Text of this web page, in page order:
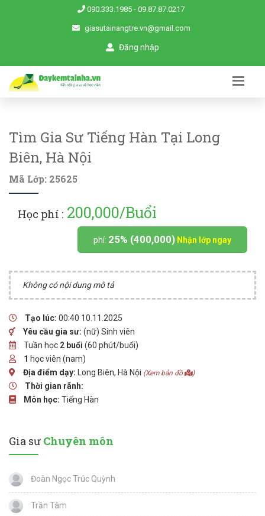
090.333.1985 - 09.87.87.0217
giasutainangtre.vn@gmail.com
Đăng nhập
Tìm Gia Sư Tiếng Hàn Tại Long
Biên, Hà Nội
Mã Lớp: 25625
Học phí : 200,000/Buổi
phí: 25% (400,000) Nhận lớp ngay
Không có nội dung mô tả
Tạo lúc: 00:40 10.11.2025
Yêu cầu gia sư: (nữ) Sinh viên
Tuần học 2 buổi (60 phút/buổi)
1 học viên (nam)
Địa điểm dạy: Long Biên, Hà Nội (Xem bản đồ )
Thời gian rãnh:
Môn học: Tiếng Hàn
Gia sư Chuyên môn
Đoàn Ngọc Trúc Quỳnh
Trần Tâm